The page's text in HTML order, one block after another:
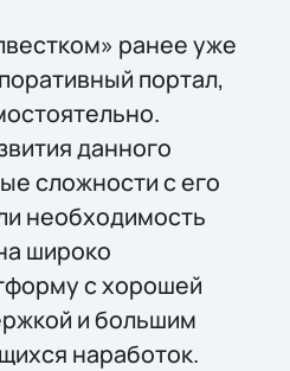
ранее уже
портал,
данного
сложности с его
необходимость
широко
с хорошей
и большим
наработок.